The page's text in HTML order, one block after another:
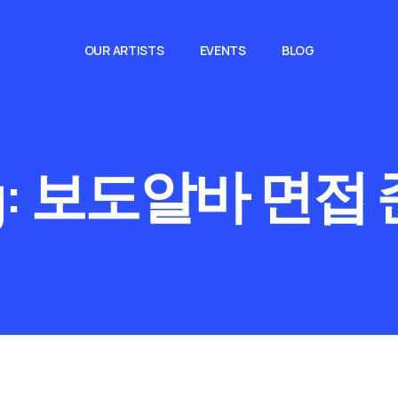
OUR ARTISTS EVENTS BLOG
보도알바 면접